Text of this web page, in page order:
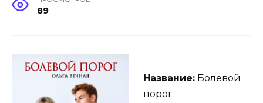
89
Название: Болевой
порог